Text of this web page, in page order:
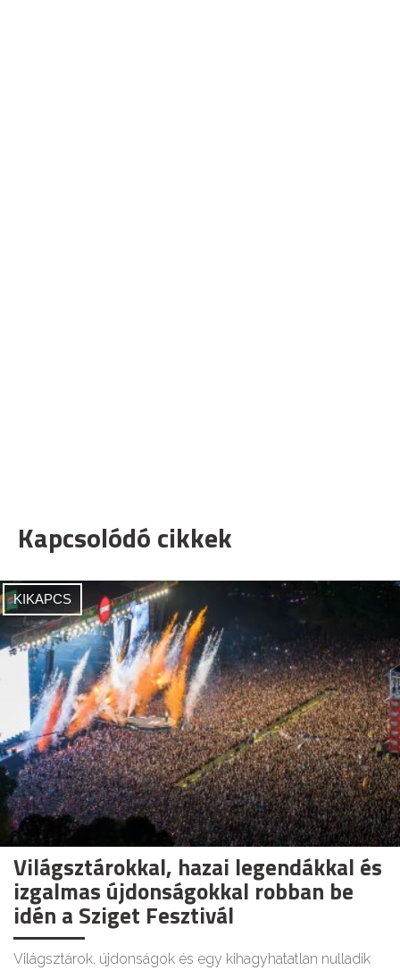
Kapcsolódó cikkek
KIKAPCS
Világsztárokkal, hazai legendákkal és
izgalmas újdonságokkal robban be
idén a Sziget Fesztivál
Világsztárok, újdonságok és egy kihagyhatatlan nulladik